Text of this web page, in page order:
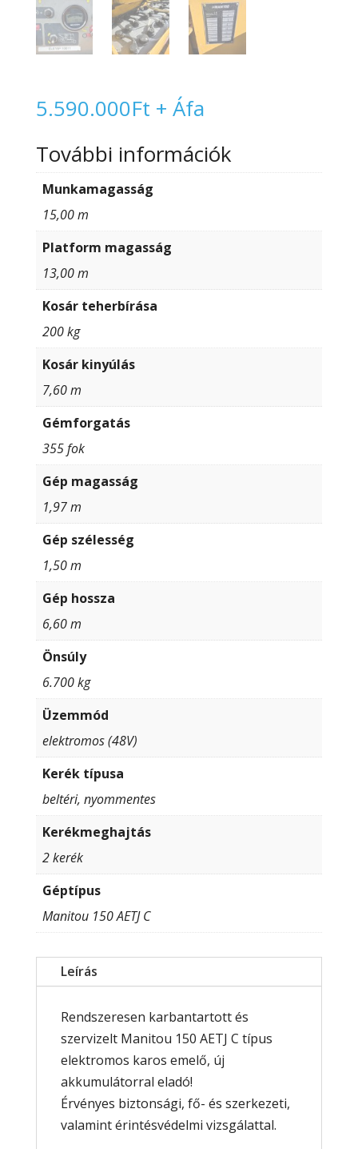
5.590.000Ft + Áfa
További információk
Munkamagasság
15,00 m
Platform magasság
13,00 m
Kosár teherbírása
200 kg
Kosár kinyúlás
7,60 m
Gémforgatás
355 fok
Gép magasság
1,97 m
Gép szélesség
1,50 m
Gép hossza
6,60 m
Önsúly
6.700 kg
Üzemmód
elektromos (48V)
Kerék típusa
beltéri, nyommentes
Kerékmeghajtás
2 kerék
Géptípus
Manitou 150 AETJ C
Leírás
Rendszeresen karbantartott és
szervizelt Manitou 150 AETJ C típus
elektromos karos emelő, új
akkumulátorral eladó!
Érvényes biztonsági, fő- és szerkezeti,
valamint érintésvédelmi vizsgálattal.